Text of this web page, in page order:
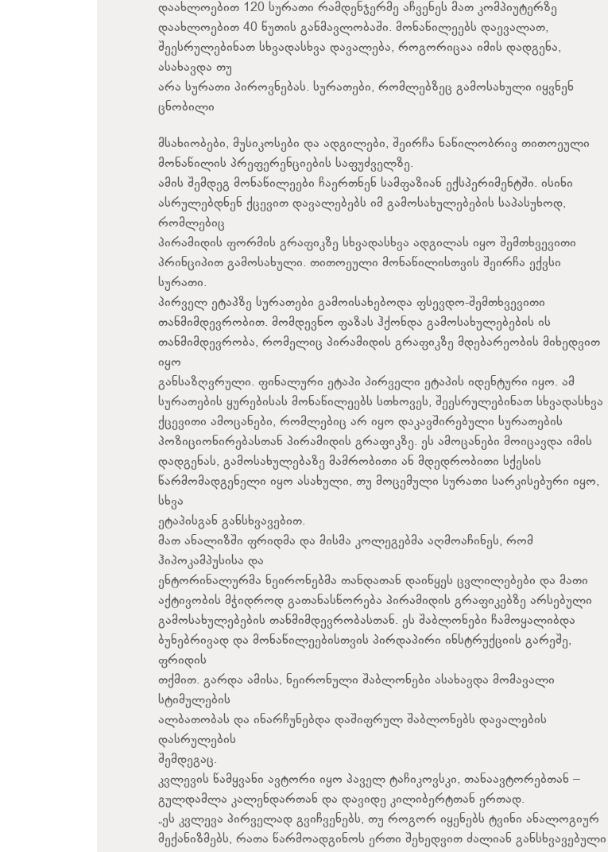
დაახლოებით 120 სურათი რამდენჯერმე აჩვენეს მათ კომპიუტერზე
დაახლოებით 40 წუთის განმავლობაში. მონაწილეებს დაევალათ,
შეესრულებინათ სხვადასხვა დავალება, როგორიცაა იმის დადგენა,
ასახავდა თუ
არა სურათი პიროვნებას. სურათები, რომლებზეც გამოსახული იყვნენ
ცნობილი
მსახიობები, მუსიკოსები და ადგილები, შეირჩა ნაწილობრივ თითოეული
მონაწილის პრეფერენციების საფუძველზე.
ამის შემდეგ მონაწილეები ჩაერთნენ სამფაზიან ექსპერიმენტში. ისინი
ასრულებდნენ ქცევით დავალებებს იმ გამოსახულებების საპასუხოდ,
რომლებიც
პირამიდის ფორმის გრაფიკზე სხვადასხვა ადგილას იყო შემთხვევითი
პრინციპით გამოსახული. თითოეული მონაწილისთვის შეირჩა ექვსი
სურათი.
პირველ ეტაპზე სურათები გამოისახებოდა ფსევდო-შემთხვევითი
თანმიმდევრობით. მომდევნო ფაზას ჰქონდა გამოსახულებების ის
თანმიმდევრობა, რომელიც პირამიდის გრაფიკზე მდებარეობის მიხედვით
იყო
განსაზღვრული. ფინალური ეტაპი პირველი ეტაპის იდენტური იყო. ამ
სურათების ყურებისას მონაწილეებს სთხოვეს, შეესრულებინათ სხვადასხვა
ქცევითი ამოცანები, რომლებიც არ იყო დაკავშირებული სურათების
პოზიციონირებასთან პირამიდის გრაფიკზე. ეს ამოცანები მოიცავდა იმის
დადგენას, გამოსახულებაზე მამრობითი ან მდედრობითი სქესის
წარმომადგენელი იყო ასახული, თუ მოცემული სურათი სარკისებური იყო,
სხვა
ეტაპისგან განსხვავებით.
მათ ანალიზში ფრიდმა და მისმა კოლეგებმა აღმოაჩინეს, რომ
ჰიპოკამპუსისა და
ენტორინალურმა ნეირონებმა თანდათან დაიწყეს ცვლილებები და მათი
აქტივობის მჭიდროდ გათანასწორება პირამიდის გრაფიკებზე არსებული
გამოსახულებების თანმიმდევრობასთან. ეს შაბლონები ჩამოყალიბდა
ბუნებრივად და მონაწილეებისთვის პირდაპირი ინსტრუქციის გარეშე,
ფრიდის
თქმით. გარდა ამისა, ნეირონული შაბლონები ასახავდა მომავალი
სტიმულების
ალბათობას და ინარჩუნებდა დაშიფრულ შაბლონებს დავალების
დასრულების
შემდეგაც.
კვლევის წამყვანი ავტორი იყო პაველ ტაჩიკოვსკი, თანაავტორებთან –
გულდამლა კალენდართან და დავიდე კილიბერტთან ერთად.
„ეს კვლევა პირველად გვიჩვენებს, თუ როგორ იყენებს ტვინი ანალოგიურ
მექანიზმებს, რათა წარმოადგინოს ერთი შეხედვით ძალიან განსხვავებული